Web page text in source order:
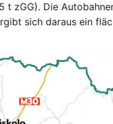
zGG). Die
sich daraus ein